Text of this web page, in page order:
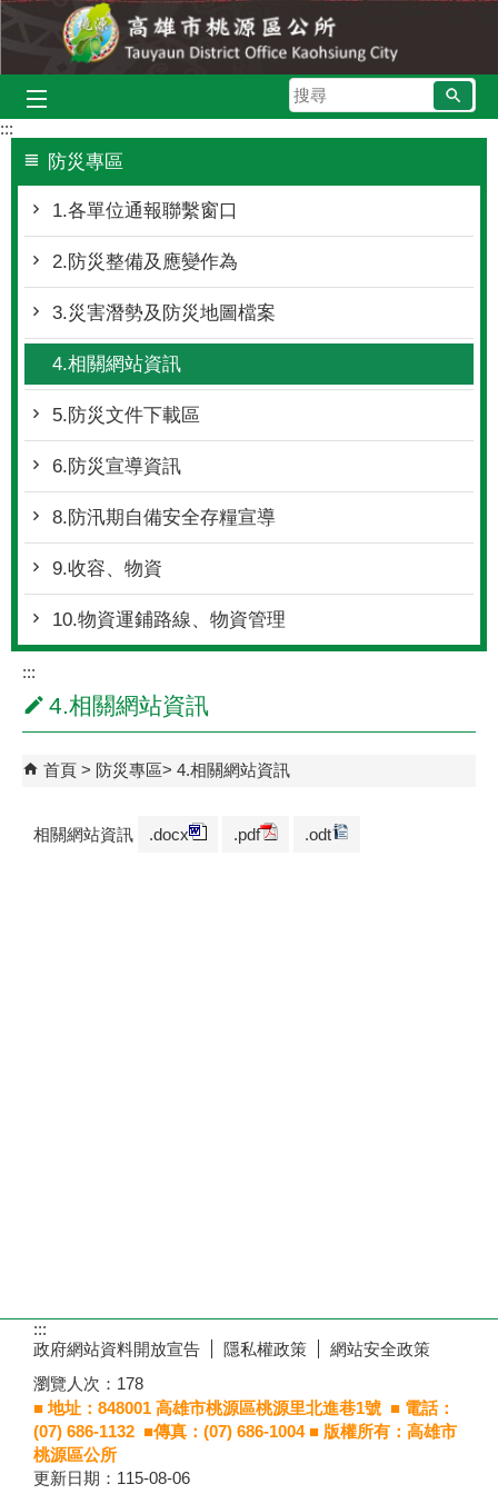
跳到主要內容區塊
搜
尋
:::
防災專區
1.各單位通報聯繫窗口
2.防災整備及應變作為
3.災害潛勢及防災地圖檔案
4.相關網站資訊
5.防災文件下載區
6.防災宣導資訊
8.防汛期自備安全存糧宣導
9.收容、物資
10.物資運鋪路線、物資管理
:::
4.相關網站資訊
首頁 防災專區 4.相關網站資訊
相關網站資訊 .docx .pdf .odt
:::
政府網站資料開放宣告
隱私權政策
網站安全政策
瀏覽人次： 178
■ 地址：848001 高雄市桃源區桃源里北進巷1號 ■ 電話：
(07) 686-1132 ■傳真：(07) 686-1004 ■ 版權所有：高雄市
桃源區公所
更新日期： 115-08-06